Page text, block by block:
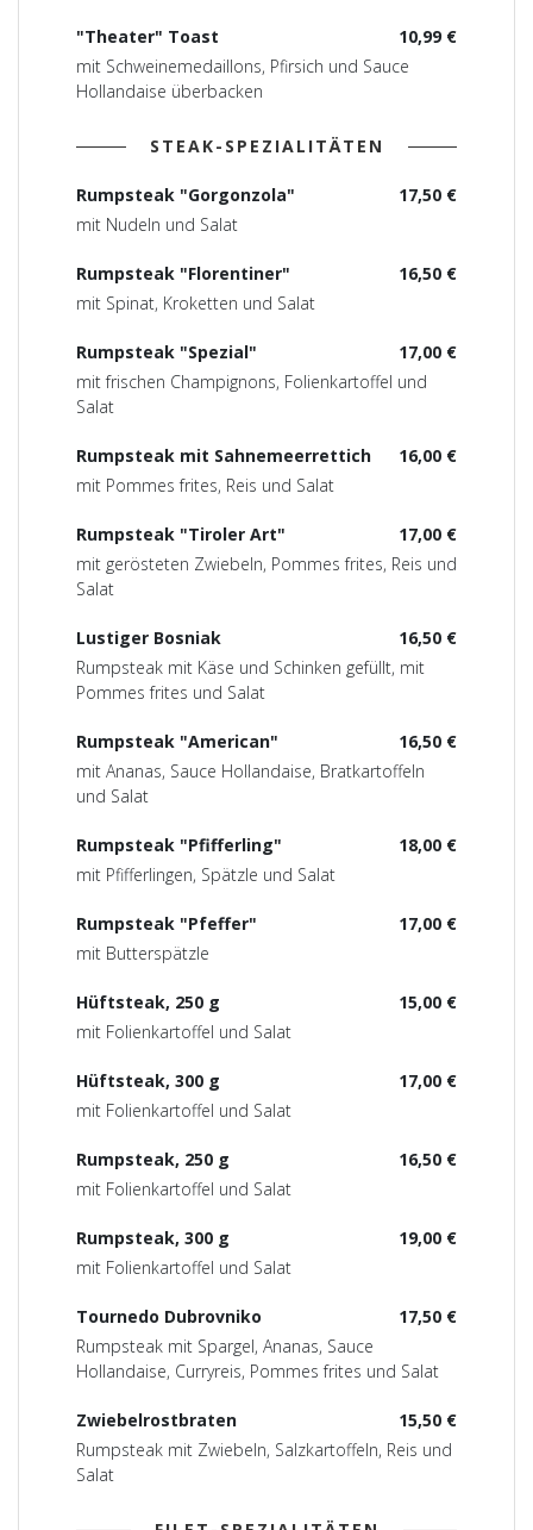
10,99 €
"Theater" Toast
mit Schweinemedaillons, Pfirsich und Sauce
Hollandaise überbacken
STEAK-SPEZIALITÄTEN
17,50 €
Rumpsteak "Gorgonzola"
mit Nudeln und Salat
16,50 €
Rumpsteak "Florentiner"
mit Spinat, Kroketten und Salat
17,00 €
Rumpsteak "Spezial"
mit frischen Champignons, Folienkartoffel und
Salat
16,00 €
Rumpsteak mit Sahnemeerrettich
mit Pommes frites, Reis und Salat
17,00 €
Rumpsteak "Tiroler Art"
mit gerösteten Zwiebeln, Pommes frites, Reis und
Salat
16,50 €
Lustiger Bosniak
Rumpsteak mit Käse und Schinken gefüllt, mit
Pommes frites und Salat
16,50 €
Rumpsteak "American"
mit Ananas, Sauce Hollandaise, Bratkartoffeln
und Salat
18,00 €
Rumpsteak "Pfifferling"
mit Pfifferlingen, Spätzle und Salat
17,00 €
Rumpsteak "Pfeffer"
mit Butterspätzle
15,00 €
Hüftsteak, 250 g
mit Folienkartoffel und Salat
17,00 €
Hüftsteak, 300 g
mit Folienkartoffel und Salat
16,50 €
Rumpsteak, 250 g
mit Folienkartoffel und Salat
19,00 €
Rumpsteak, 300 g
mit Folienkartoffel und Salat
17,50 €
Tournedo Dubrovniko
Rumpsteak mit Spargel, Ananas, Sauce
Hollandaise, Curryreis, Pommes frites und Salat
15,50 €
Zwiebelrostbraten
Rumpsteak mit Zwiebeln, Salzkartoffeln, Reis und
Salat